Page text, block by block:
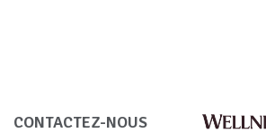
CONTACTEZ-NOUS